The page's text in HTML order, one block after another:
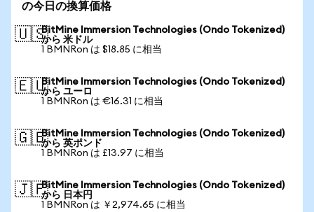
の今日の換算価格
🇺🇸BitMine Immersion Technologies (Ondo Tokenized)
から 米ドル
1 BMNRon は $18.85 に相当
🇪🇺BitMine Immersion Technologies (Ondo Tokenized)
から ユーロ
1 BMNRon は €16.31 に相当
🇬🇧BitMine Immersion Technologies (Ondo Tokenized)
から 英ポンド
1 BMNRon は £13.97 に相当
🇯🇵BitMine Immersion Technologies (Ondo Tokenized)
から 日本円
1 BMNRon は ￥2,974.65 に相当